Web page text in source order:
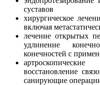
суставов
хирургическое
включая
лечение открытых
удлинение
конечностей с
восстановление
санирующие